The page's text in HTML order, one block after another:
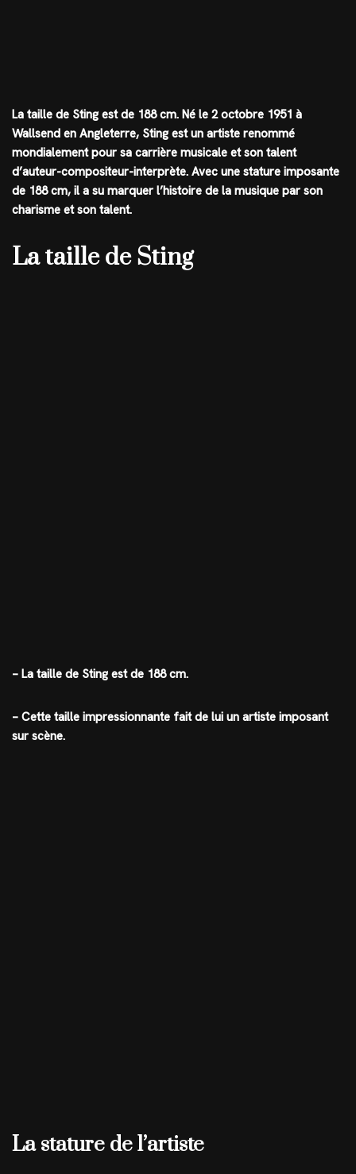
La taille de Sting est de 188 cm. Né le 2 octobre 1951 à
Wallsend en Angleterre, Sting est un artiste renommé
mondialement pour sa carrière musicale et son talent
d’auteur-compositeur-interprète. Avec une stature imposante
de 188 cm, il a su marquer l’histoire de la musique par son
charisme et son talent.
La taille de Sting
– La taille de Sting est de 188 cm.
– Cette taille impressionnante fait de lui un artiste imposant
sur scène.
La stature de l’artiste